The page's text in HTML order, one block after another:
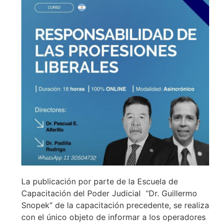
La publicación por parte de la Escuela de
Capacitación del Poder Judicial “Dr. Guillermo
Snopek” de la capacitación precedente, se realiza
con el único objeto de informar a los operadores